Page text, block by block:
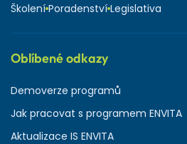
Školení Poradenství Legislativa
Oblíbené odkazy
Demoverze programů
Jak pracovat s programem ENVITA
Aktualizace IS ENVITA